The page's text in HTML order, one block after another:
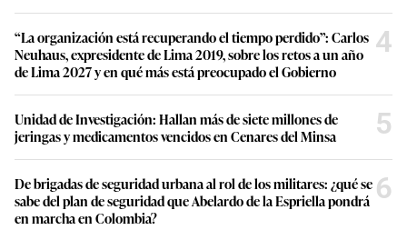
“La organización está recuperando el tiempo perdido”: Carlos
Neuhaus, expresidente de Lima 2019, sobre los retos a un año
de Lima 2027 y en qué más está preocupado el Gobierno
4
Unidad de Investigación: Hallan más de siete millones de
jeringas y medicamentos vencidos en Cenares del Minsa
5
De brigadas de seguridad urbana al rol de los militares: ¿qué se
sabe del plan de seguridad que Abelardo de la Espriella pondrá
en marcha en Colombia?
6